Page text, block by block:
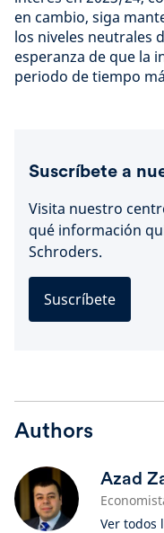
en cambio, siga
los niveles neutrales
esperanza de que la
periodo de tiempo
Suscríbete a
Visita nuestro
qué información
Schroders.
Suscríbete
Authors
Azad
Ver todos